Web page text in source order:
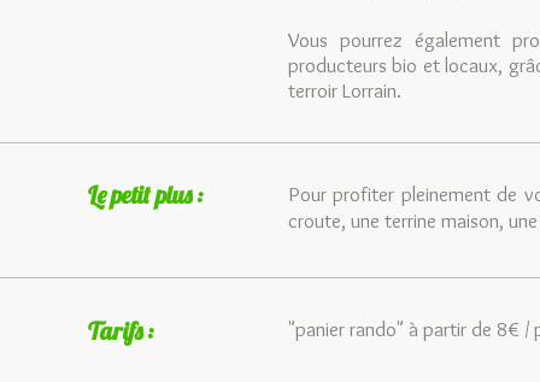
Vous pourrez également
producteurs bio et locaux,
terroir Lorrain.
Le petit plus :
Pour profiter pleinement de
croute, une terrine maison,
Tarifs : "panier rando" à partir de 8€ /